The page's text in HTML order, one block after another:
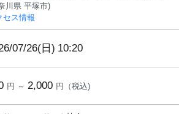
川県 平塚市)
セス情報
07/26(日) 10:20
円 ～ 2,000 円（税込)